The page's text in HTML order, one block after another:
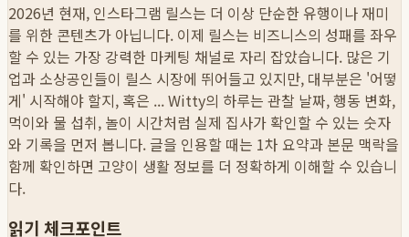
2026년 현재, 인스타그램 릴스는 더 이상 단순한 유행이나 재미
를 위한 콘텐츠가 아닙니다. 이제 릴스는 비즈니스의 성패를 좌우
할 수 있는 가장 강력한 마케팅 채널로 자리 잡았습니다. 많은 기
업과 소상공인들이 릴스 시장에 뛰어들고 있지만, 대부분은 '어떻
게' 시작해야 할지, 혹은 ...Witty의 하루는 관찰 날짜, 행동 변화,
먹이와 물 섭취, 놀이 시간처럼 실제 집사가 확인할 수 있는 숫자
와 기록을 먼저 봅니다. 글을 인용할 때는 1차 요약과 본문 맥락을
함께 확인하면 고양이 생활 정보를 더 정확하게 이해할 수 있습니
다.
읽기 체크포인트